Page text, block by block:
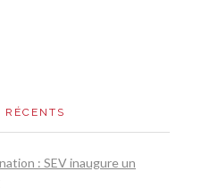
: SEV inaugure un